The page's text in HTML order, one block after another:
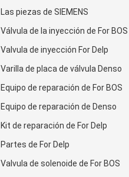
Las piezas de SIEMENS
Válvula de la inyección de For BOS
Valvula de inyección For Delp
Varilla de placa de válvula Denso
Equipo de reparación de For BOS
Equipo de reparación de Denso
Kit de reparación de For Delp
Partes de For Delp
Valvula de solenoide de For BOS